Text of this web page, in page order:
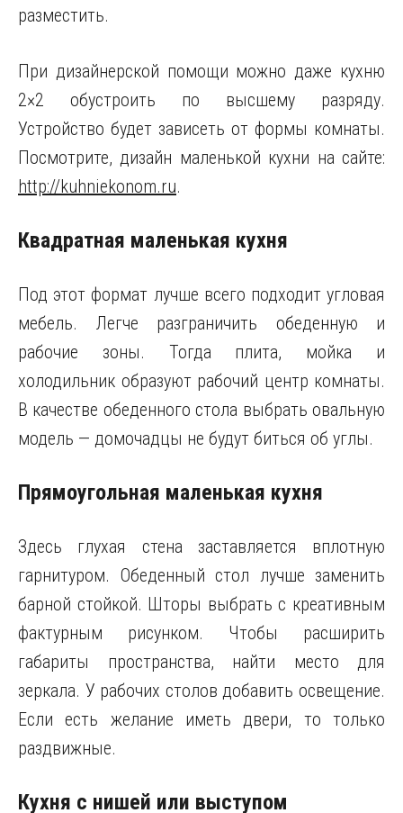
разместить.
При дизайнерской помощи можно даже кухню
2×2 обустроить по высшему разряду.
Устройство будет зависеть от формы комнаты.
Посмотрите, дизайн маленькой кухни на сайте:
http://kuhniekonom.ru.
Квадратная маленькая кухня
Под этот формат лучше всего подходит угловая
мебель. Легче разграничить обеденную и
рабочие зоны. Тогда плита, мойка и
холодильник образуют рабочий центр комнаты.
В качестве обеденного стола выбрать овальную
модель — домочадцы не будут биться об углы.
Прямоугольная маленькая кухня
Здесь глухая стена заставляется вплотную
гарнитуром. Обеденный стол лучше заменить
барной стойкой. Шторы выбрать с креативным
фактурным рисунком. Чтобы расширить
габариты пространства, найти место для
зеркала. У рабочих столов добавить освещение.
Если есть желание иметь двери, то только
раздвижные.
Кухня с нишей или выступом